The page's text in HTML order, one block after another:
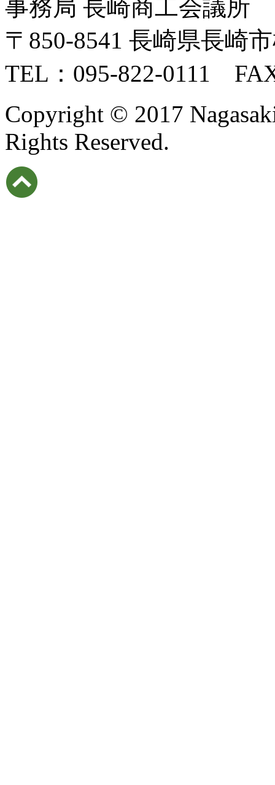
事務局 長崎商工会議所
〒850-8541 長崎県長崎
TEL：095-822-0111
Copyright © 2017
Rights Reserved.